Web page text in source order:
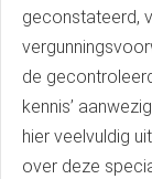
geconstateerd,
de
kennis’
hier veelvuldig
over deze